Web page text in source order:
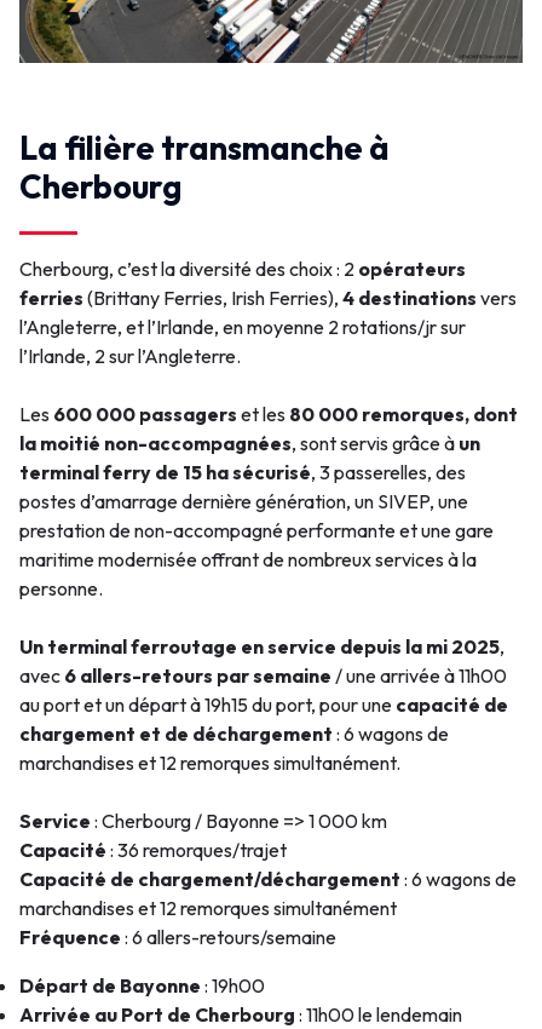
La filière transmanche à
Cherbourg
Cherbourg, c’est la diversité des choix : 2 opérateurs
ferries (Brittany Ferries, Irish Ferries), 4 destinations vers
l’Angleterre, et l’Irlande, en moyenne 2 rotations/jr sur
l’Irlande, 2 sur l’Angleterre.
Les 600 000 passagers et les 80 000 remorques, dont
la moitié non-accompagnées, sont servis grâce à un
terminal ferry de 15 ha sécurisé, 3 passerelles, des
postes d’amarrage dernière génération, un SIVEP, une
prestation de non-accompagné performante et une gare
maritime modernisée offrant de nombreux services à la
personne.
Un terminal ferroutage en service depuis la mi 2025,
avec 6 allers-retours par semaine / une arrivée à 11h00
au port et un départ à 19h15 du port, pour une capacité de
chargement et de déchargement : 6 wagons de
marchandises et 12 remorques simultanément.
Service : Cherbourg / Bayonne => 1 000 km
Capacité : 36 remorques/trajet
Capacité de chargement/déchargement : 6 wagons de
marchandises et 12 remorques simultanément
Fréquence : 6 allers-retours/semaine
Départ de Bayonne : 19h00
Arrivée au Port de Cherbourg : 11h00 le lendemain